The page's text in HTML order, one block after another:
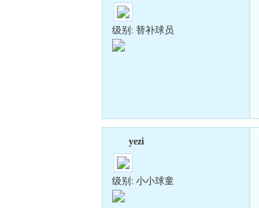
级别: 替补球员
yezi
级别: 小小球童